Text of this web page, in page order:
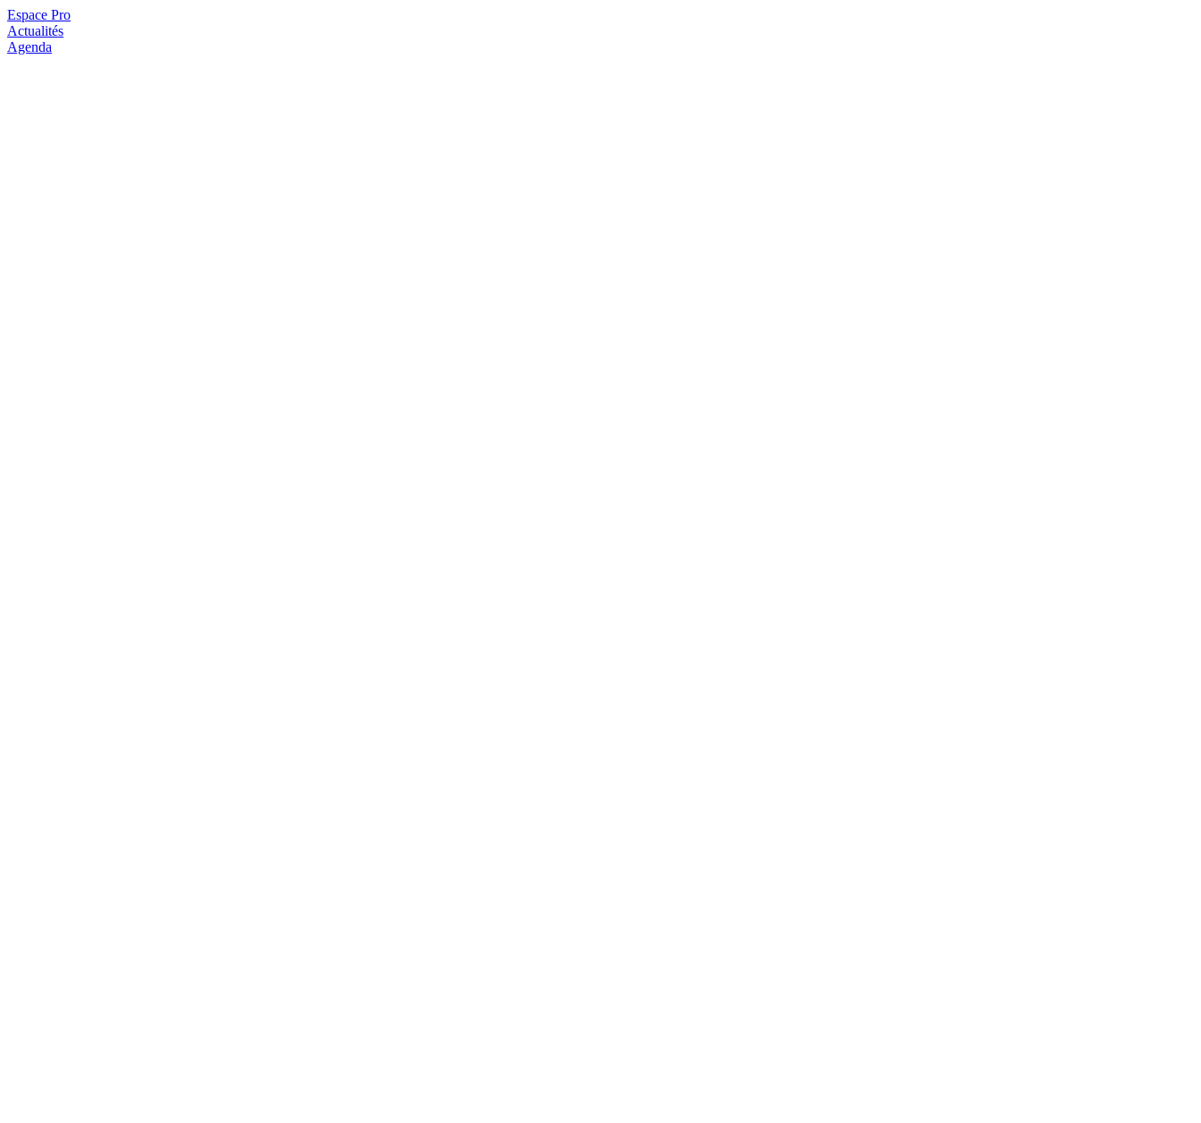
Espace Pro
Actualités
Agenda